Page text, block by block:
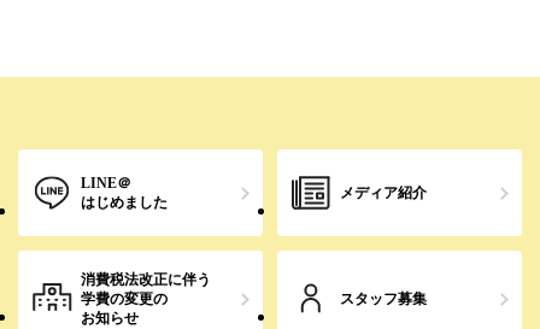
LINE＠
はじめました
メディア紹介
消費税法改正に伴う
学費の変更の
お知らせ
スタッフ募集